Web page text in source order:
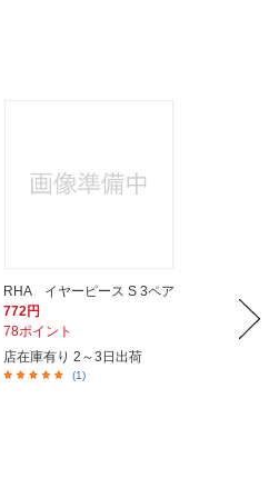
RHA イヤーピース S 3ペア
772円
78ポイント
店在庫有り 2～3日出荷
(1)
550円